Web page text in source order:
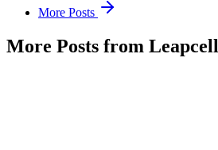
More Posts
More Posts from Leapcell